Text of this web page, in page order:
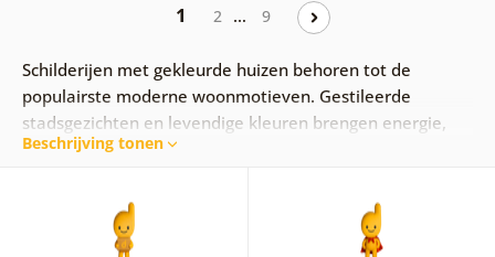
1 2 … 9
Schilderijen met gekleurde huizen behoren tot de
populairste moderne woonmotieven. Gestileerde
stadsgezichten en levendige kleuren brengen energie,
lichtheid en een positieve sfeer in het interieur.
woonkamer, slaapkamer of werkkamer en laten zich
moeiteloos combineren met moderne en Scandinavische
Beschrijving tonen